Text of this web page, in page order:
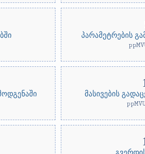
პარამეტრების
მასივების